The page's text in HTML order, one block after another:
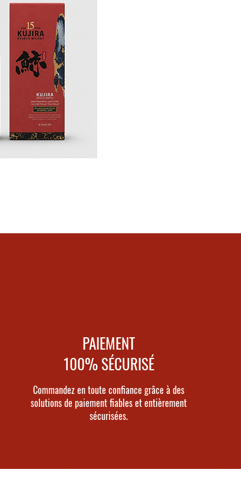
PAIEMENT
100% SÉCURISÉ
Commandez en toute confiance grâce à des
solutions de paiement fiables et entièrement
sécurisées.